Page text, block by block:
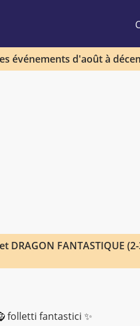
événements d'août à
DRAGON FANTASTIQUE
folletti fantastici ✨